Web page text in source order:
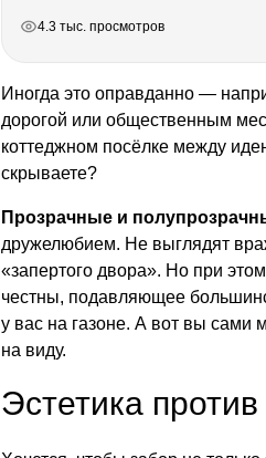
4.3 тыс. просмотров
Иногда это оправданно —
дорогой или общественным
коттеджном посёлке между
скрываете?
Прозрачные и
дружелюбием. Не выглядят
«запертого двора». Но при
честны, подавляющее
у вас на газоне. А вот вы сами
на виду.
Эстетика